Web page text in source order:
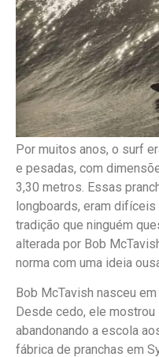
Por muitos anos, o surf
e pesadas, com
3,30 metros. Essas
longboards, eram difíceis
tradição que ninguém
alterada por Bob
norma com uma ideia
Bob McTavish nasceu
Desde cedo, ele
abandonando a escola
fábrica de pranchas em